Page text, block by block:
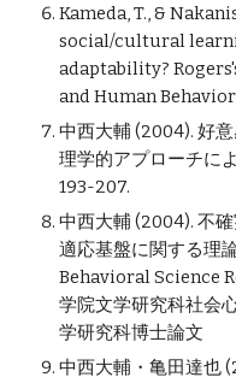
Kameda, T., &
social/cultural
adaptability?
and Human
中西大輔 (2004). 好
理学的アプローチに
193-207.
中西大輔 (2004). 不
適応基盤に関する理
Behavioral Science
学院文学研究科社会
学研究科博士論文
中西大輔・亀田達也